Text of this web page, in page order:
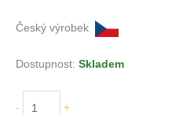
Český výrobek
Dostupnost: Skladem
- +